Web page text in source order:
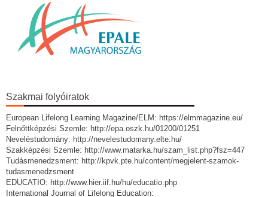
Szakmai folyóiratok
European Lifelong Learning Magazine/ELM: https://elmmagazine.eu/
Felnőttképzési Szemle: http://epa.oszk.hu/01200/01251
Neveléstudomány: http://nevelestudomany.elte.hu/
Szakképzési Szemle: http://www.matarka.hu/szam_list.php?fsz=447
Tudásmenedzsment: http://kpvk.pte.hu/content/megjelent-szamok-
tudasmenedzsment
EDUCATIO: http://www.hier.iif.hu/hu/educatio.php
International Journal of Lifelong Education: